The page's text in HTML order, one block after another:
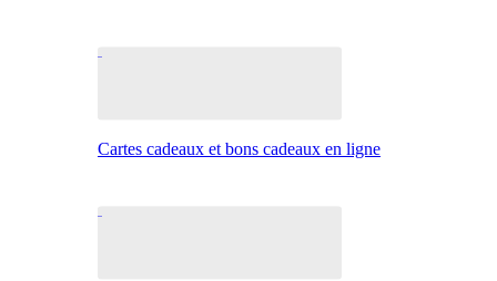
Cartes cadeaux et bons cadeaux en ligne